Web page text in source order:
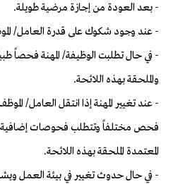
- بعد العودة من إجازة مرضية طويلة.
- عند وجود شكوك على قدرة العامل/
- في حال تطلبت الوظيفة/ المهنة فحصاً
والملحقة بهذه اللائحة.
- عند تغيير المهنة إذا انتقل العامل/
فحص مختلفاً وتتطلب فحوصات إضافية
المعتمدة الملحقة بهذه اللائحة.
- في حال حدوث تغيير في بيئة العمل